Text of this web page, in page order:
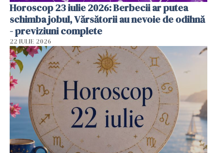
Horoscop 23 iulie 2026: Berbecii ar putea
schimba jobul, Vărsătorii au nevoie de odihnă
- previziuni complete
22 IULIE 2026